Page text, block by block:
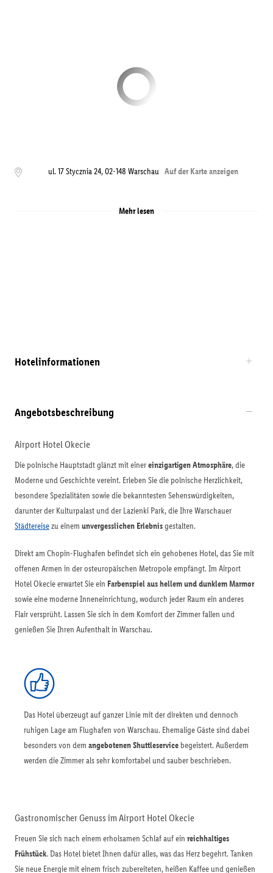
ul. 17 Stycznia 24,02-148 Warschau Auf der Karte anzeigen
Mehr lesen
Hotelinformationen
Angebotsbeschreibung
Airport Hotel Okecie
Die polnische Hauptstadt glänzt mit einereinzigartigen Atmosphäre, die
Moderne und Geschichte vereint. Erleben Sie die polnische Herzlichkeit,
besondere Spezialitäten sowie die bekanntesten Sehenswürdigkeiten,
darunter der Kulturpalast und der Lazienki Park, die Ihre Warschauer
Städtereisezu einem unvergesslichen Erlebnisgestalten.
Direkt am Chopin-Flughafen befindet sich ein gehobenes Hotel, das Sie mit
offenen Armen in der osteuropäischen Metropole empfängt. Im Airport
Hotel Okecie erwartet Sie ein Farbenspiel aus hellem und dunklem Marmor
sowie eine moderne Inneneinrichtung, wodurch jeder Raum ein anderes
Flair versprüht. Lassen Sie sich in dem Komfort der Zimmer fallen und
genießen Sie Ihren Aufenthalt in Warschau.
Das Hotel überzeugt auf ganzer Linie mit der direkten und dennoch
ruhigen Lage am Flughafen von Warschau. Ehemalige Gäste sind dabei
besonders von dem angebotenen Shuttleservice begeistert. Außerdem
werden die Zimmer als sehr komfortabel und sauber beschrieben.
Gastronomischer Genuss im Airport Hotel Okecie
Freuen Sie sich nach einem erholsamen Schlaf auf ein reichhaltiges
Frühstück. Das Hotel bietet Ihnen dafür alles, was das Herz begehrt. Tanken
Sie neue Energie mit einem frisch zubereiteten, heißen Kaffee und genießen